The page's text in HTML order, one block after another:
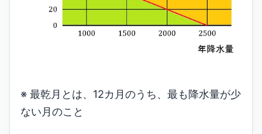
※ 最乾月とは、12カ月のうち、最も降水量が少
ない月のこと